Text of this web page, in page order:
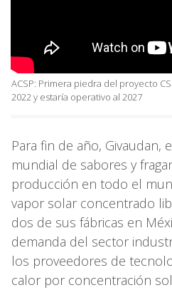
ACSP: Primera piedra del proyecto
2022 y estaría operativo al 2027
Para fin de año,
mundial de sabores y
producción en todo el
vapor solar concentrado
dos de sus fábricas en
demanda del sector
los proveedores de
calor por concentración